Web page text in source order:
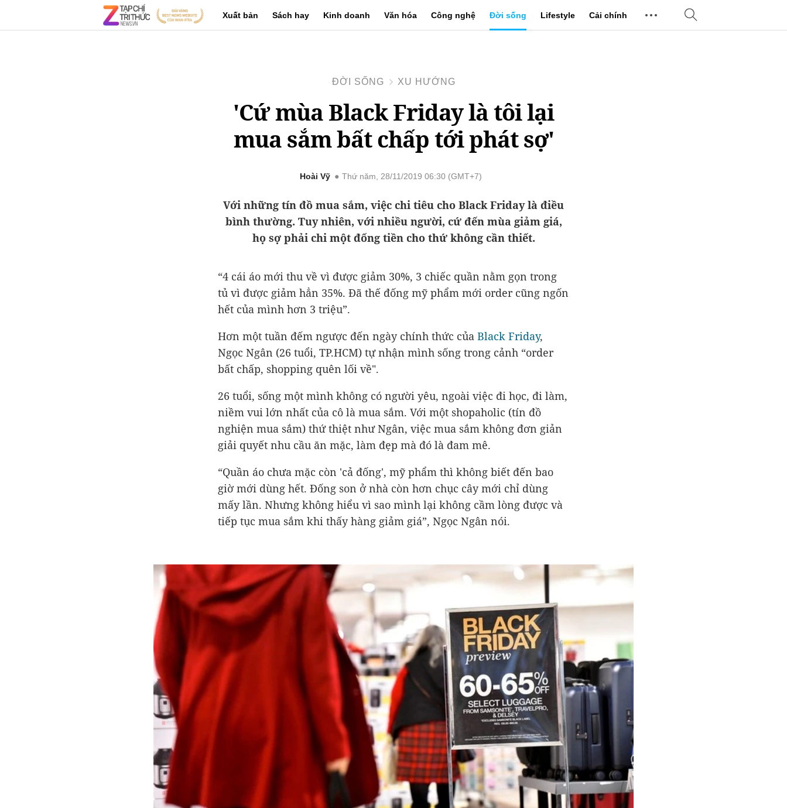
Xuất bản Sách hay Kinh doanh Văn hóa Công nghệ Đời sống Lifestyle Cải chính
ĐỜI SỐNG XU HƯỚNG
'Cứ mùa Black Friday là tôi lại
mua sắm bất chấp tới phát sợ'
Hoài Vỹ Thứ năm, 28/11/2019 06:30 (GMT+7)
Với những tín đồ mua sắm, việc chi tiêu cho Black Friday là điều
bình thường. Tuy nhiên, với nhiều người, cứ đến mùa giảm giá,
họ sợ phải chi một đống tiền cho thứ không cần thiết.
“4 cái áo mới thu về vì được giảm 30%, 3 chiếc quần nằm gọn trong
tủ vì được giảm hẳn 35%. Đã thế đống mỹ phẩm mới order cũng ngốn
hết của mình hơn 3 triệu”.
Hơn một tuần đếm ngược đến ngày chính thức của Black Friday,
Ngọc Ngân (26 tuổi, TP.HCM) tự nhận mình sống trong cảnh “order
bất chấp, shopping quên lối về".
26 tuổi, sống một mình không có người yêu, ngoài việc đi học, đi làm,
niềm vui lớn nhất của cô là mua sắm. Với một shopaholic (tín đồ
nghiện mua sắm) thứ thiệt như Ngân, việc mua sắm không đơn giản
giải quyết nhu cầu ăn mặc, làm đẹp mà đó là đam mê.
“Quần áo chưa mặc còn 'cả đống', mỹ phẩm thì không biết đến bao
giờ mới dùng hết. Đống son ở nhà còn hơn chục cây mới chỉ dùng
mấy lần. Nhưng không hiểu vì sao mình lại không cầm lòng được và
tiếp tục mua sắm khi thấy hàng giảm giá”, Ngọc Ngân nói.